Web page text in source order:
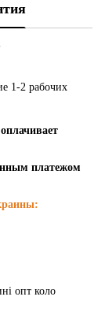
1-2 рабочих
платежом